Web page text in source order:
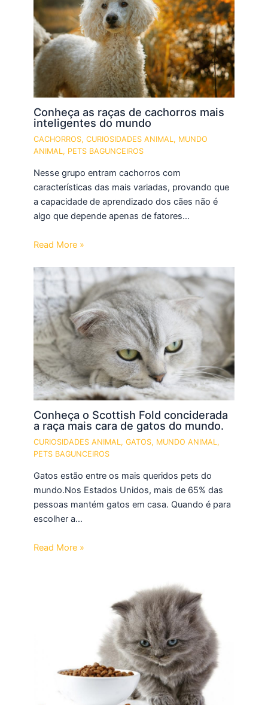
Conheça as raças de cachorros mais
inteligentes do mundo
CACHORROS,CURIOSIDADES ANIMAL , MUNDO
ANIMAL , PETS BAGUNCEIROS
Nesse grupo entram cachorros com
características das mais variadas, provando que
a capacidade de aprendizado dos cães não é
algo que depende apenas de fatores…
Read More »
Conheça o Scottish Fold conciderada
a raça mais cara de gatos do mundo.
CURIOSIDADES ANIMAL ,GATOS, MUNDO ANIMAL ,
PETS BAGUNCEIROS
Gatos estão entre os mais queridos pets do
mundo.Nos Estados Unidos, mais de 65% das
pessoas mantém gatos em casa. Quando é para
escolher a…
Read More »